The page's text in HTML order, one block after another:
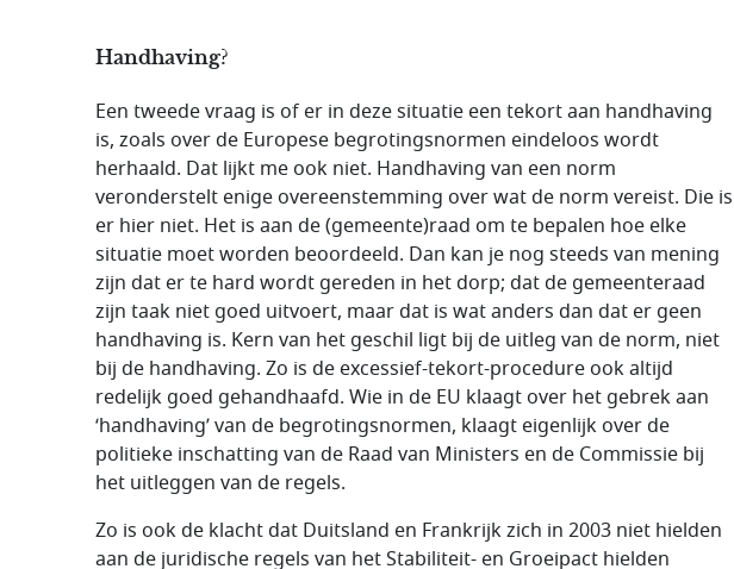
Handhaving?
Een tweede vraag is of er in deze situatie een tekort aan handhaving
is, zoals over de Europese begrotingsnormen eindeloos wordt
herhaald. Dat lijkt me ook niet. Handhaving van een norm
veronderstelt enige overeenstemming over wat de norm vereist. Die is
er hier niet. Het is aan de (gemeente)raad om te bepalen hoe elke
situatie moet worden beoordeeld. Dan kan je nog steeds van mening
zijn dat er te hard wordt gereden in het dorp; dat de gemeenteraad
zijn taak niet goed uitvoert, maar dat is wat anders dan dat er geen
handhaving is. Kern van het geschil ligt bij de uitleg van de norm, niet
bij de handhaving. Zo is de excessief-tekort-procedure ook altijd
redelijk goed gehandhaafd. Wie in de EU klaagt over het gebrek aan
‘handhaving’ van de begrotingsnormen, klaagt eigenlijk over de
politieke inschatting van de Raad van Ministers en de Commissie bij
het uitleggen van de regels.
Zo is ook de klacht dat Duitsland en Frankrijk zich in 2003 niet hielden
aan de juridische regels van het Stabiliteit- en Groeipact hielden